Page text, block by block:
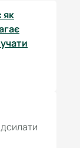
як